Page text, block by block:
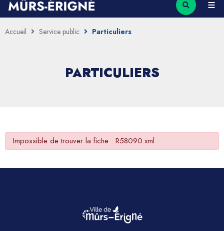
Accueil Service public Particuliers
PARTICULIERS
Impossible de trouver la fiche : R58090.xml